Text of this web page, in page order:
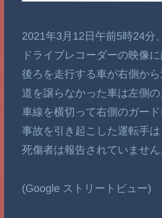
2021年3月12日午前5時24分
ドライブレコーダーの映像
後ろを走行する車が右側か
道を譲らなかった車は左側
車線を横切って右側のガード
事故を引き起こした運転手
死傷者は報告されていません
(Google ストリートビュー)